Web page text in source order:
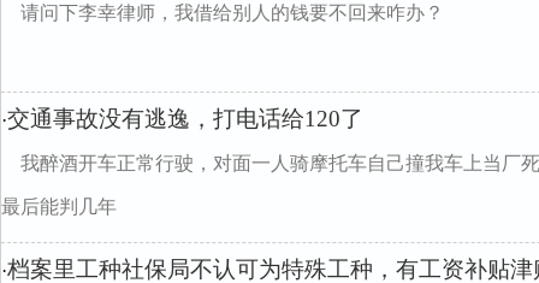
请问下李幸律师，我借给别人的钱要不回来咋办？
·交通事故没有逃逸，打电话给120了
我醉酒开车正常行驶，对面一人骑摩托车自己撞我车上当厂
最后能判几年
·档案里工种社保局不认可为特殊工种，有工资补贴